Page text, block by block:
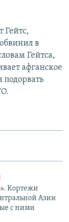
Гейтс,
в
Гейтса,
афганское
подорвать
Кортежи
Азии
с ними